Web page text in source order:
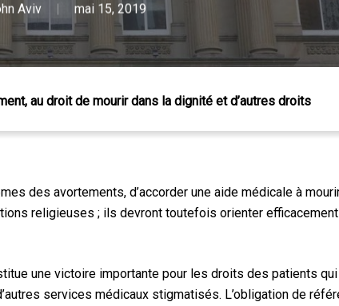
Aviv mai 15, 2019
au droit de mourir dans la dignité et d’autres droits
des avortements, d’accorder une aide médicale à
religieuses ; ils devront toutefois orienter
une victoire importante pour les droits des patients
services médicaux stigmatisés. L’obligation de